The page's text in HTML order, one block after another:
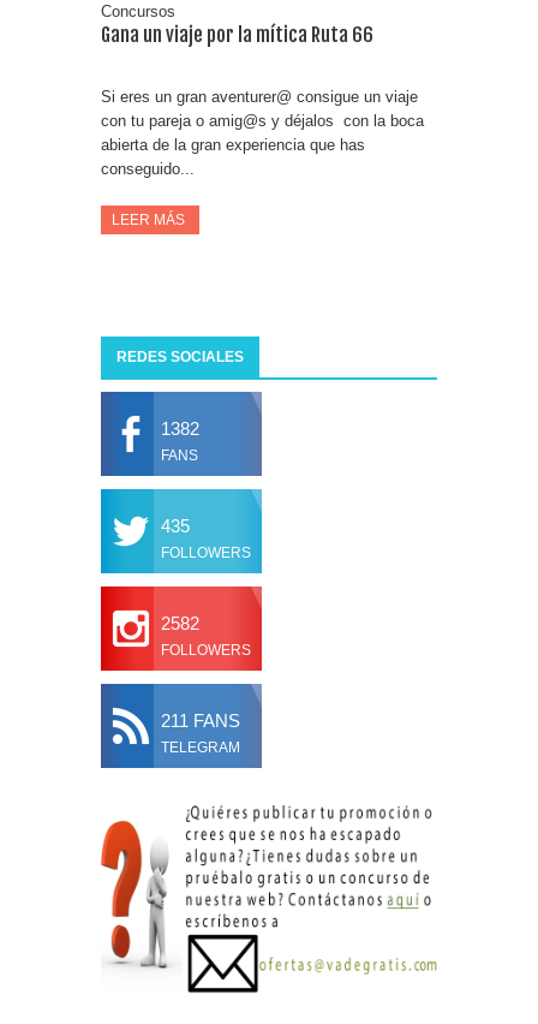
Concursos
Gana un viaje por la mítica Ruta 66
Si eres un gran aventurer@ consigue un viaje
con tu pareja o amig@s y déjalos con la boca
abierta de la gran experiencia que has
conseguido...
LEER MÁS
REDES SOCIALES
1382
FANS
435
FOLLOWERS
2582
FOLLOWERS
211 FANS
TELEGRAM